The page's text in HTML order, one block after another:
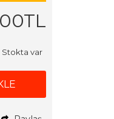
TL
Stokta var